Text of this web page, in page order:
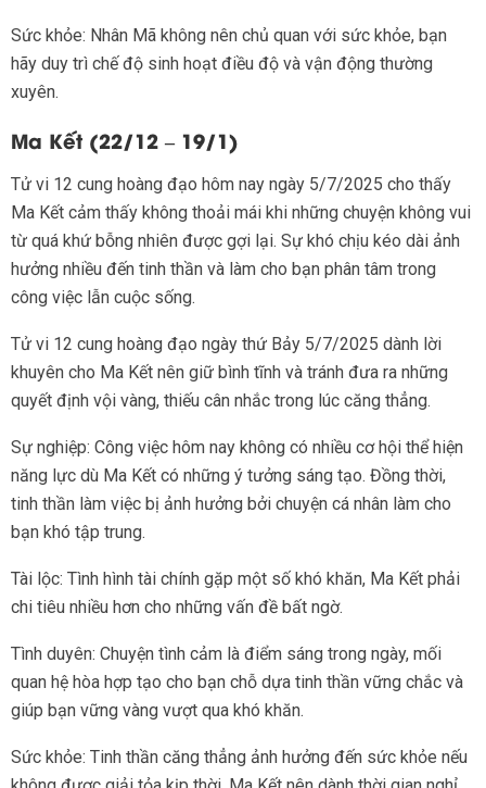
Sức khỏe: Nhân Mã không nên chủ quan với sức khỏe, bạn
hãy duy trì chế độ sinh hoạt điều độ và vận động thường
xuyên.
Ma Kết (22/12 – 19/1)
Tử vi 12 cung hoàng đạo hôm nay ngày 5/7/2025 cho thấy
Ma Kết cảm thấy không thoải mái khi những chuyện không vui
từ quá khứ bỗng nhiên được gợi lại. Sự khó chịu kéo dài ảnh
hưởng nhiều đến tinh thần và làm cho bạn phân tâm trong
công việc lẫn cuộc sống.
Tử vi 12 cung hoàng đạo ngày thứ Bảy 5/7/2025 dành lời
khuyên cho Ma Kết nên giữ bình tĩnh và tránh đưa ra những
quyết định vội vàng, thiếu cân nhắc trong lúc căng thẳng.
Sự nghiệp: Công việc hôm nay không có nhiều cơ hội thể hiện
năng lực dù Ma Kết có những ý tưởng sáng tạo. Đồng thời,
tinh thần làm việc bị ảnh hưởng bởi chuyện cá nhân làm cho
bạn khó tập trung.
Tài lộc: Tình hình tài chính gặp một số khó khăn, Ma Kết phải
chi tiêu nhiều hơn cho những vấn đề bất ngờ.
Tình duyên: Chuyện tình cảm là điểm sáng trong ngày, mối
quan hệ hòa hợp tạo cho bạn chỗ dựa tinh thần vững chắc và
giúp bạn vững vàng vượt qua khó khăn.
Sức khỏe: Tinh thần căng thẳng ảnh hưởng đến sức khỏe nếu